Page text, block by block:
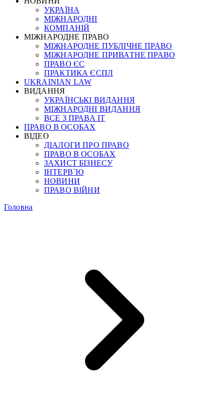
УКРАЇНА
МІЖНАРОДНІ
КОМПАНІЙ
МІЖНАРОДНЕ ПРАВО
МІЖНАРОДНЕ ПУБЛІЧНЕ ПРАВО
МІЖНАРОДНЕ ПРИВАТНЕ ПРАВО
ПРАВО ЄС
ПРАКТИКА ЄСПЛ
UKRAINIAN LAW
ВИДАННЯ
УКРАЇНСЬКІ ВИДАННЯ
МІЖНАРОДНІ ВИДАННЯ
ВСЕ З ПРАВА ІТ
ПРАВО В ОСОБАХ
ВІДЕО
ДІАЛОГИ ПРО ПРАВО
ПРАВО В ОСОБАХ
ЗАХИСТ БІЗНЕСУ
ІНТЕРВ`Ю
НОВИНИ
ПРАВО ВІЙНИ
Головна